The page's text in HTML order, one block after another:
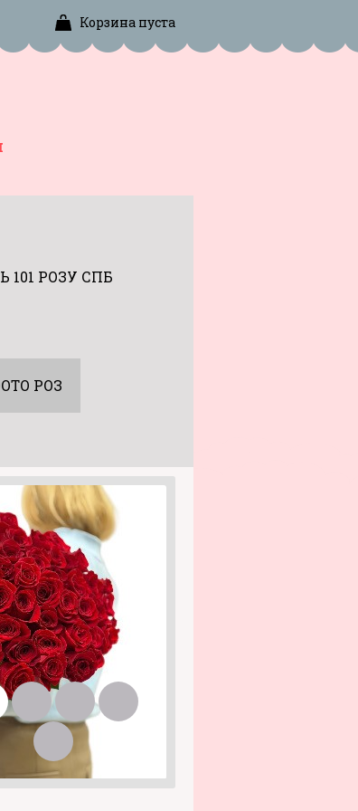
Корзина пуста
101 РОЗУ СПБ
РОЗ